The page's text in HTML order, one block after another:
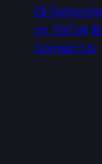
📺
on TikTok
Contact Us